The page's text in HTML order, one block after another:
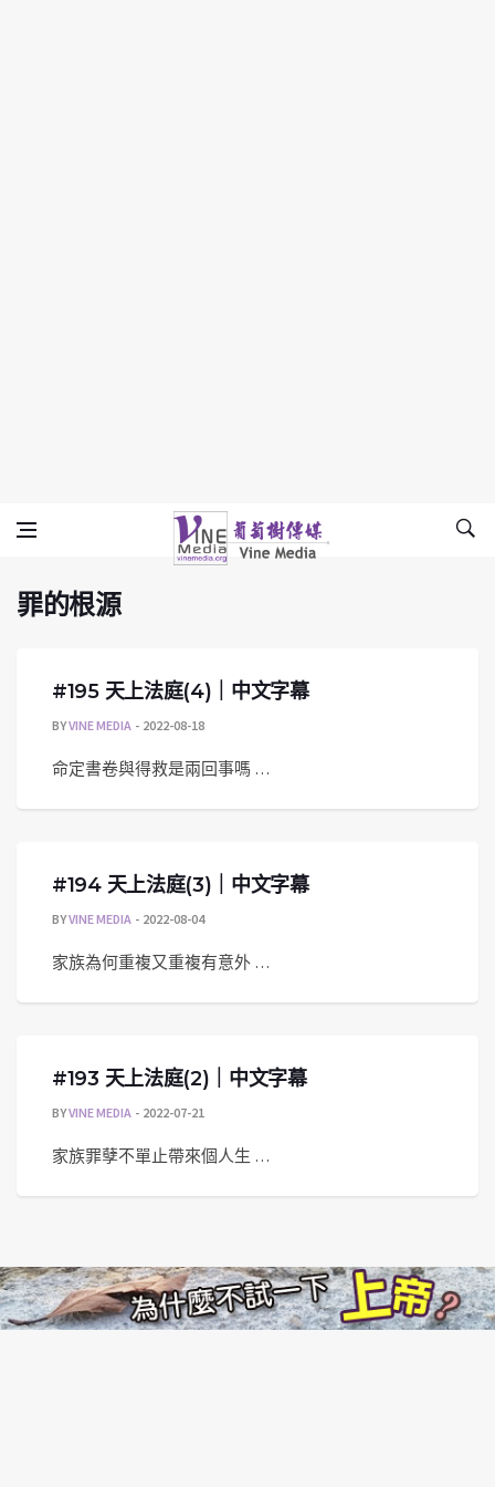
罪的根源
Vine Media
葡萄樹傳媒
罪的根源
#195 天上法庭(4)｜中文字幕
BYVINE MEDIA 2022-08-18
命定書卷與得救是兩回事嗎 …
#194 天上法庭(3)｜中文字幕
BYVINE MEDIA 2022-08-04
家族為何重複又重複有意外 …
#193 天上法庭(2)｜中文字幕
BYVINE MEDIA 2022-07-21
家族罪孽不單止帶來個人生 …